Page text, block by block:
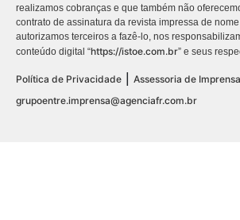
realizamos cobranças e que também não
contrato de assinatura da revista impressa de
autorizamos terceiros a fazê-lo, nos
conteúdo digital “https://istoe.com.br” e seus
Política de Privacidade
Assessoria de
grupoentre.imprensa@agenciafr.com.br